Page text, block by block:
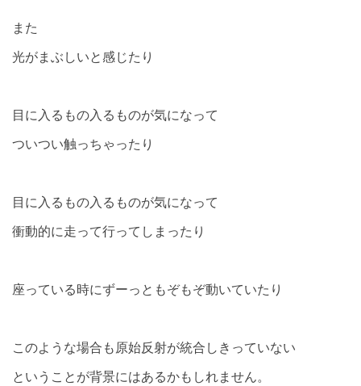
また
光がまぶしいと感じたり
目に入るもの入るものが気になって
ついつい触っちゃったり
目に入るもの入るものが気になって
衝動的に走って行ってしまったり
座っている時にずーっともぞもぞ動いていたり
このような場合も原始反射が統合しきっていない
ということが背景にはあるかもしれません。